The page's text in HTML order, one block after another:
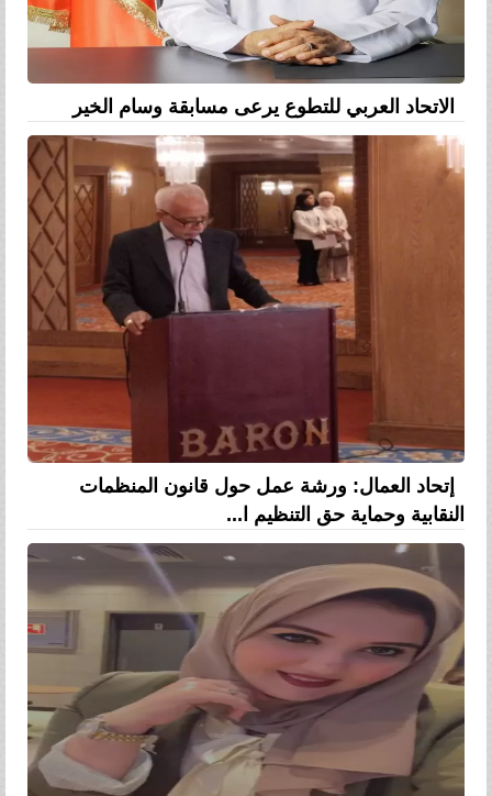
الاتحاد العربي للتطوع يرعى مسابقة وسام الخير
إتحاد العمال: ورشة عمل حول قانون المنظمات
النقابية وحماية حق التنظيم ا...